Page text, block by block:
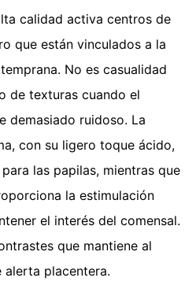
calidad activa centros de
que están vinculados a la
No es casualidad
de texturas cuando el
demasiado ruidoso. La
con su ligero toque ácido,
las papilas, mientras que
la estimulación
el interés del comensal.
que mantiene al
alerta placentera.